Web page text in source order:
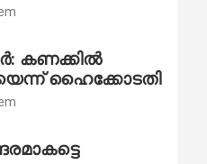
കണക്കിൽ
ഹൈക്കോടതി